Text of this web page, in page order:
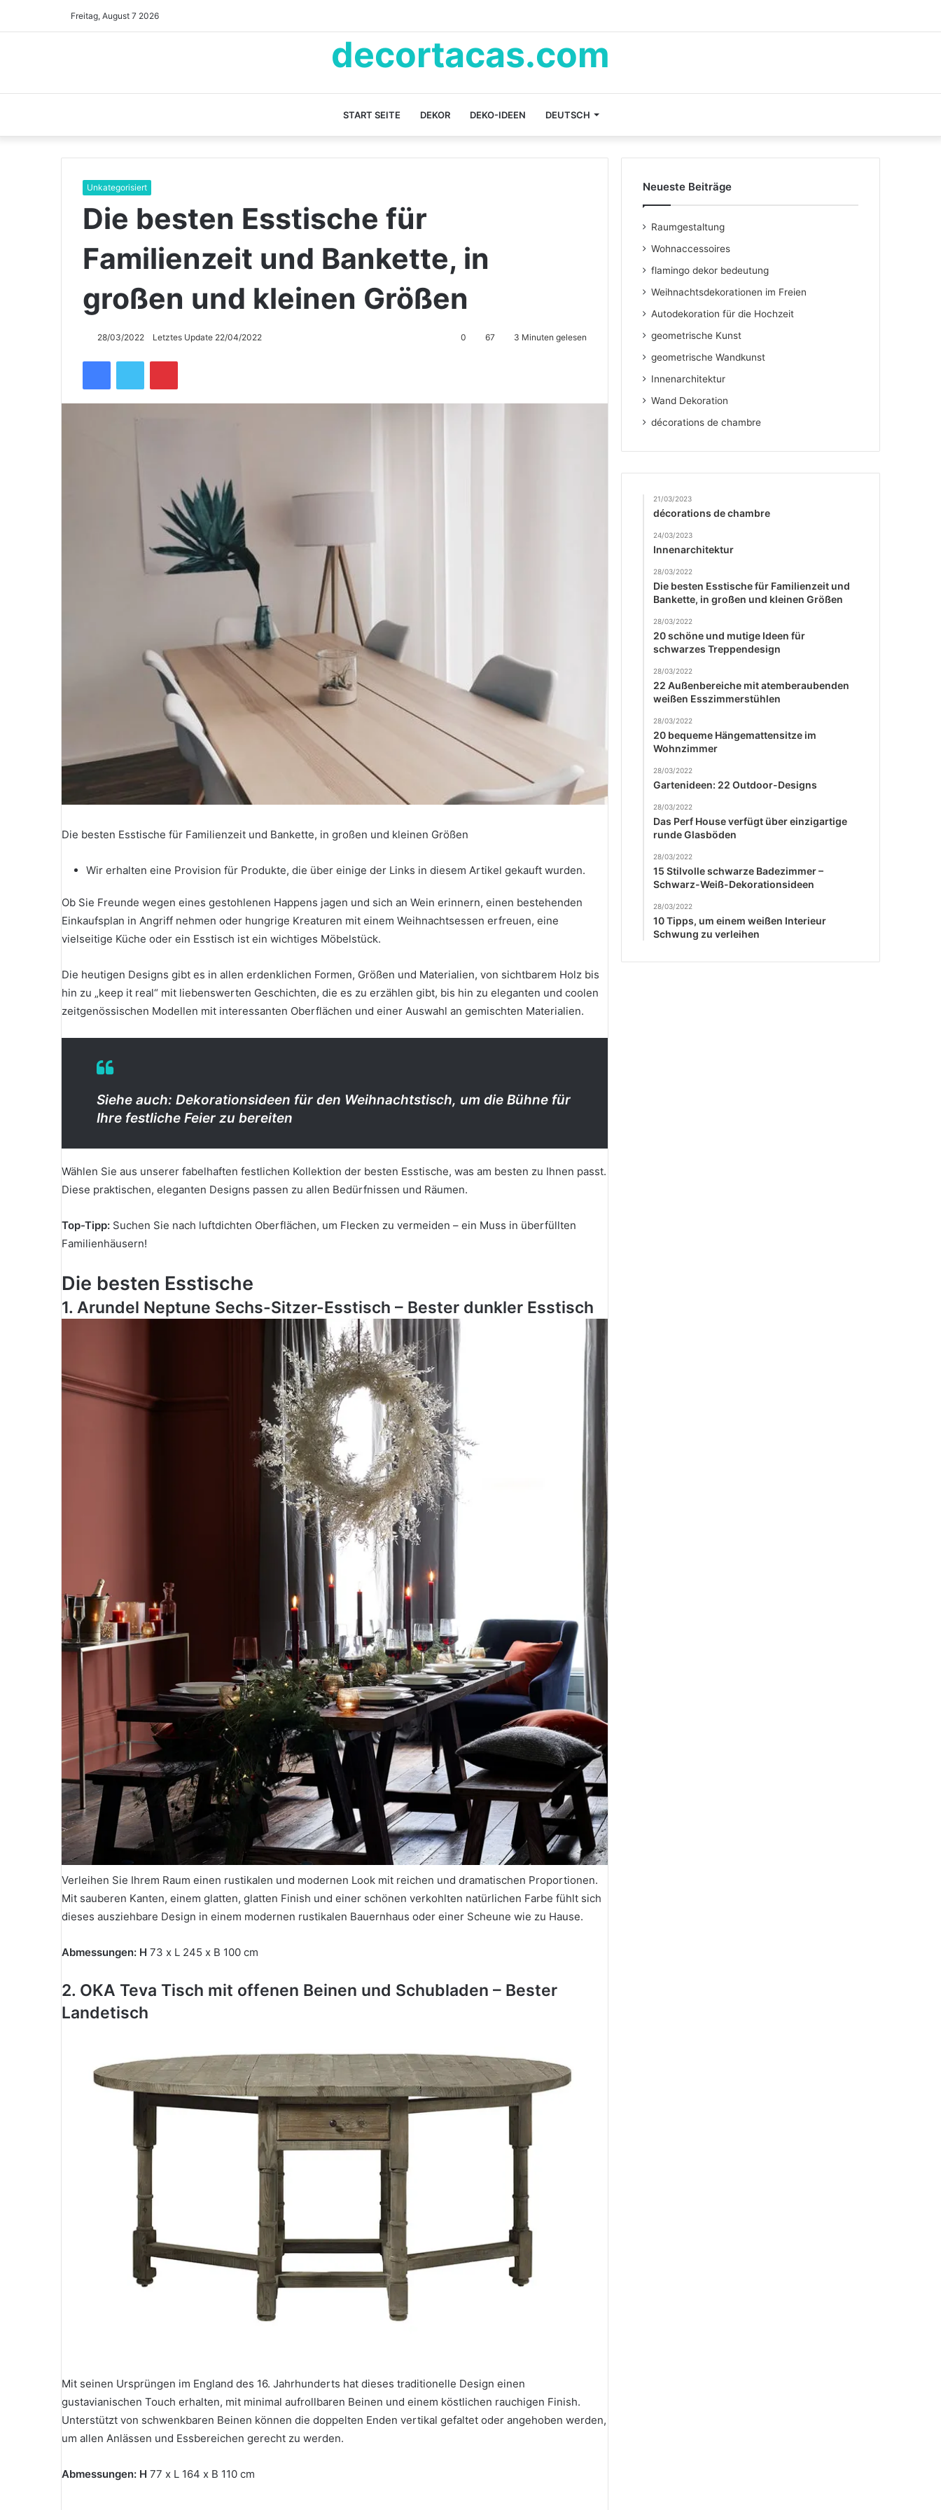
Freitag, August 7 2026
decortacas.com
START SEITE DEKOR DEKO-IDEEN DEUTSCH
Unkategorisiert
Die besten Esstische für
Familienzeit und Bankette, in
großen und kleinen Größen
28/03/2022 Letztes Update 22/04/2022 0 67 3 Minuten gelesen
Die besten Esstische für Familienzeit und Bankette, in großen und kleinen Größen
Wir erhalten eine Provision für Produkte, die über einige der Links in diesem Artikel gekauft wurden.
Ob Sie Freunde wegen eines gestohlenen Happens jagen und sich an Wein erinnern, einen bestehenden
Einkaufsplan in Angriff nehmen oder hungrige Kreaturen mit einem Weihnachtsessen erfreuen, eine
vielseitige Küche oder ein Esstisch ist ein wichtiges Möbelstück.
Die heutigen Designs gibt es in allen erdenklichen Formen, Größen und Materialien, von sichtbarem Holz bis
hin zu „keep it real“ mit liebenswerten Geschichten, die es zu erzählen gibt, bis hin zu eleganten und coolen
zeitgenössischen Modellen mit interessanten Oberflächen und einer Auswahl an gemischten Materialien.
Siehe auch: Dekorationsideen für den Weihnachtstisch, um die Bühne für
Ihre festliche Feier zu bereiten
Wählen Sie aus unserer fabelhaften festlichen Kollektion der besten Esstische, was am besten zu Ihnen passt.
Diese praktischen, eleganten Designs passen zu allen Bedürfnissen und Räumen.
Top-Tipp: Suchen Sie nach luftdichten Oberflächen, um Flecken zu vermeiden – ein Muss in überfüllten
Familienhäusern!
Die besten Esstische
1. Arundel Neptune Sechs-Sitzer-Esstisch – Bester dunkler Esstisch
Verleihen Sie Ihrem Raum einen rustikalen und modernen Look mit reichen und dramatischen Proportionen.
Mit sauberen Kanten, einem glatten, glatten Finish und einer schönen verkohlten natürlichen Farbe fühlt sich
dieses ausziehbare Design in einem modernen rustikalen Bauernhaus oder einer Scheune wie zu Hause.
Abmessungen: H 73 x L 245 x B 100 cm
2. OKA Teva Tisch mit offenen Beinen und Schubladen – Bester
Landetisch
Mit seinen Ursprüngen im England des 16. Jahrhunderts hat dieses traditionelle Design einen
gustavianischen Touch erhalten, mit minimal aufrollbaren Beinen und einem köstlichen rauchigen Finish.
Unterstützt von schwenkbaren Beinen können die doppelten Enden vertikal gefaltet oder angehoben werden,
um allen Anlässen und Essbereichen gerecht zu werden.
Abmessungen: H 77 x L 164 x B 110 cm
Neueste Beiträge
Raumgestaltung
Wohnaccessoires
flamingo dekor bedeutung
Weihnachtsdekorationen im Freien
Autodekoration für die Hochzeit
geometrische Kunst
geometrische Wandkunst
Innenarchitektur
Wand Dekoration
décorations de chambre
21/03/2023
décorations de chambre
24/03/2023
Innenarchitektur
28/03/2022
Die besten Esstische für Familienzeit und
Bankette, in großen und kleinen Größen
28/03/2022
20 schöne und mutige Ideen für
schwarzes Treppendesign
28/03/2022
22 Außenbereiche mit atemberaubenden
weißen Esszimmerstühlen
28/03/2022
20 bequeme Hängemattensitze im
Wohnzimmer
28/03/2022
Gartenideen: 22 Outdoor-Designs
28/03/2022
Das Perf House verfügt über einzigartige
runde Glasböden
28/03/2022
15 Stilvolle schwarze Badezimmer –
Schwarz-Weiß-Dekorationsideen
28/03/2022
10 Tipps, um einem weißen Interieur
Schwung zu verleihen